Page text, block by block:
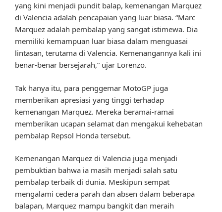
yang kini menjadi pundit balap, kemenangan Marquez
di Valencia adalah pencapaian yang luar biasa. “Marc
Marquez adalah pembalap yang sangat istimewa. Dia
memiliki kemampuan luar biasa dalam menguasai
lintasan, terutama di Valencia. Kemenangannya kali ini
benar-benar bersejarah,” ujar Lorenzo.
Tak hanya itu, para penggemar MotoGP juga
memberikan apresiasi yang tinggi terhadap
kemenangan Marquez. Mereka beramai-ramai
memberikan ucapan selamat dan mengakui kehebatan
pembalap Repsol Honda tersebut.
Kemenangan Marquez di Valencia juga menjadi
pembuktian bahwa ia masih menjadi salah satu
pembalap terbaik di dunia. Meskipun sempat
mengalami cedera parah dan absen dalam beberapa
balapan, Marquez mampu bangkit dan meraih